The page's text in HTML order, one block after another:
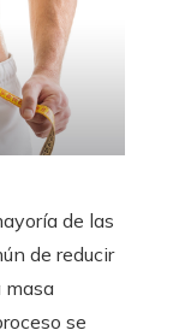
de las
de reducir
masa
se